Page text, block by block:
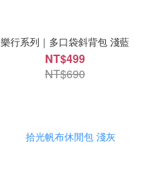
樂行系列｜多口袋斜背包 淺藍
NT$499
NT$690